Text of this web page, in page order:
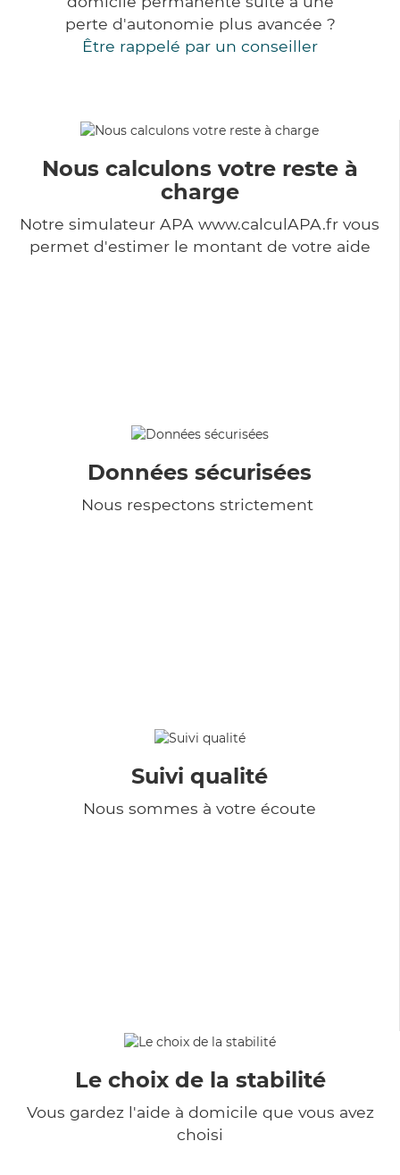
perte d'autonomie plus avancée ?
Être rappelé par un conseiller
Nous calculons votre reste à
charge
Notre simulateur APA www.calculAPA.fr vous
permet d'estimer le montant de votre aide
Données sécurisées
Nous respectons strictement
Suivi qualité
Nous sommes à votre écoute
Le choix de la stabilité
Vous gardez l'aide à domicile que vous avez
choisi